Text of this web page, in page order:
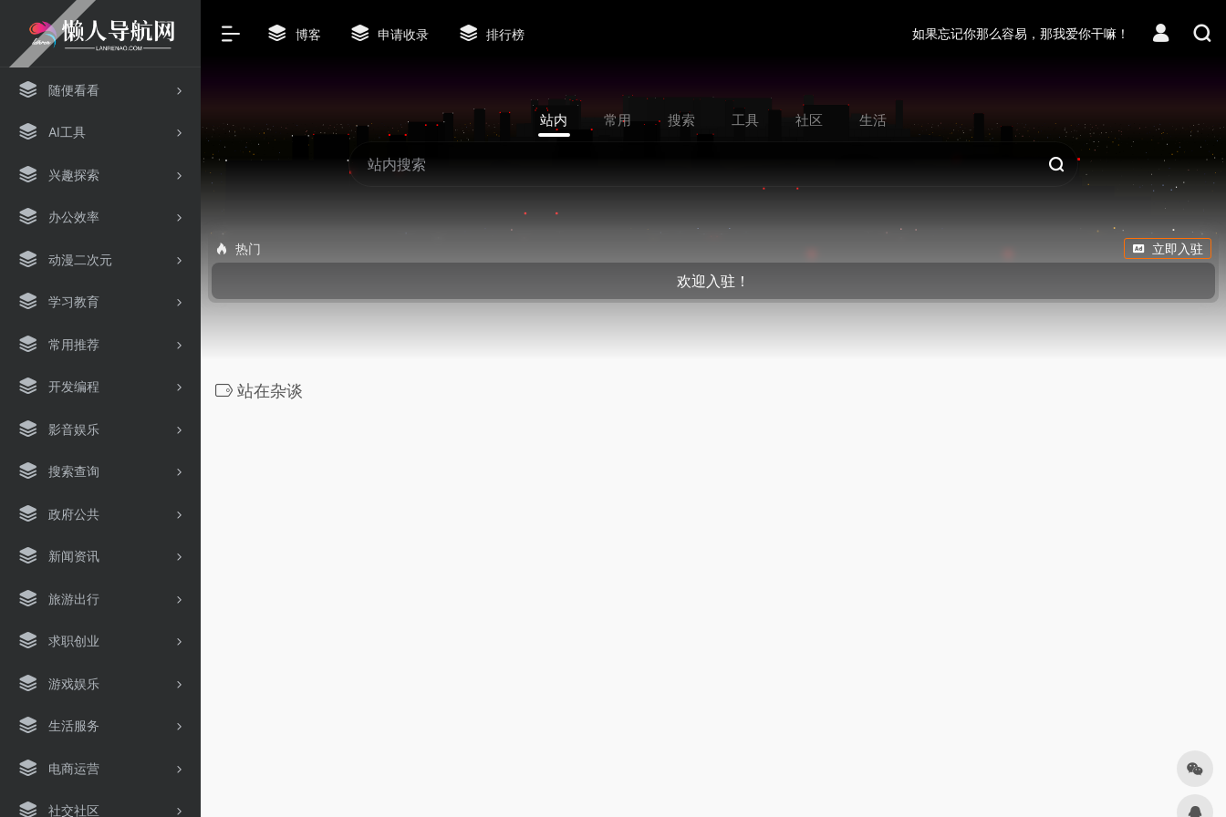
随便看看
AI工具
兴趣探索
办公效率
动漫二次元
学习教育
常用推荐
开发编程
影音娱乐
搜索查询
政府公共
新闻资讯
旅游出行
求职创业
游戏娱乐
生活服务
电商运营
社交社区
博客 申请收录 排行榜 如果忘记你那么容易，那我爱你干嘛！
站内 常用 搜索 工具 社区 生活
热门 立即入驻
欢迎入驻！
站在杂谈